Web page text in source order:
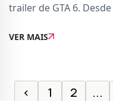
trailer de GTA 6.
apetite voraz por
VER MAIS
‹ 1 2 ...